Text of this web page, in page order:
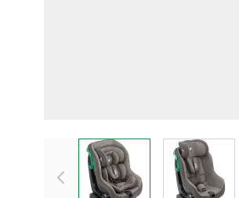
View larger imageView